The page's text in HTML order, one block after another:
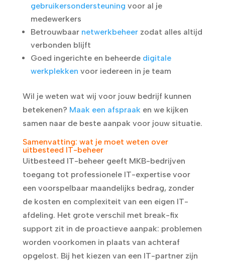
gebruikersondersteuning voor al je
medewerkers
Betrouwbaar netwerkbeheerzodat alles altijd
verbonden blijft
Goed ingerichte en beheerde digitale
werkplekken voor iedereen in je team
Wil je weten wat wij voor jouw bedrijf kunnen
betekenen? Maak een afspraak en we kijken
samen naar de beste aanpak voor jouw situatie.
Samenvatting: wat je moet weten over
uitbesteed IT-beheer
Uitbesteed IT-beheer geeft MKB-bedrijven
toegang tot professionele IT-expertise voor
een voorspelbaar maandelijks bedrag, zonder
de kosten en complexiteit van een eigen IT-
afdeling. Het grote verschil met break-fix
support zit in de proactieve aanpak: problemen
worden voorkomen in plaats van achteraf
opgelost. Bij het kiezen van een IT-partner zijn